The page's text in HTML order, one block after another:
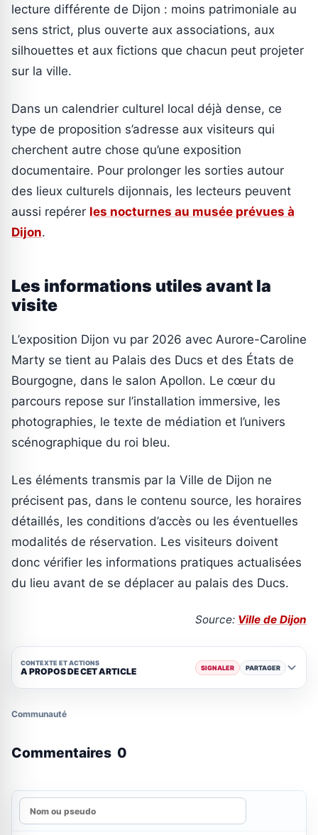
lecture différente de Dijon : moins patrimoniale au
sens strict, plus ouverte aux associations, aux
silhouettes et aux fictions que chacun peut projeter
sur la ville.
Dans un calendrier culturel local déjà dense, ce
type de proposition s’adresse aux visiteurs qui
cherchent autre chose qu’une exposition
documentaire. Pour prolonger les sorties autour
des lieux culturels dijonnais, les lecteurs peuvent
aussi repérer les nocturnes au musée prévues à
Dijon.
Les informations utiles avant la
visite
L’exposition Dijon vu par 2026 avec Aurore-Caroline
Marty se tient au Palais des Ducs et des États de
Bourgogne, dans le salon Apollon. Le cœur du
parcours repose sur l’installation immersive, les
photographies, le texte de médiation et l’univers
scénographique du roi bleu.
Les éléments transmis par la Ville de Dijon ne
précisent pas, dans le contenu source, les horaires
détaillés, les conditions d’accès ou les éventuelles
modalités de réservation. Les visiteurs doivent
donc vérifier les informations pratiques actualisées
du lieu avant de se déplacer au palais des Ducs.
Source: Ville de Dijon
CONTEXTE ET ACTIONS
A PROPOS DE CET ARTICLE SIGNALER PARTAGER
Communauté
Commentaires 0